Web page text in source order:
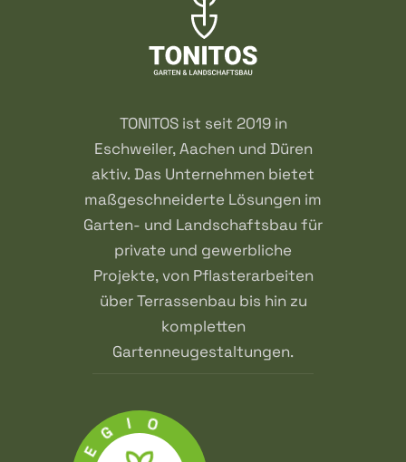
TONITOS ist seit 2019 in
Eschweiler, Aachen und Düren
aktiv. Das Unternehmen bietet
maßgeschneiderte Lösungen im
Garten- und Landschaftsbau für
private und gewerbliche
Projekte, von Pflasterarbeiten
über Terrassenbau bis hin zu
kompletten
Gartenneugestaltungen.
E
G I O